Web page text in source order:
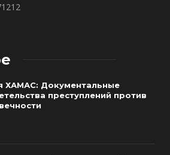
ХАМАС: Документальные
преступлений против